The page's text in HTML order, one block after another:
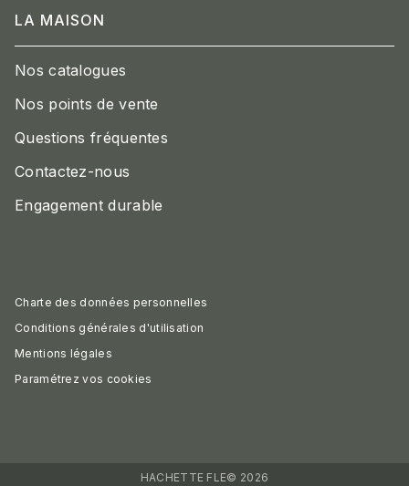
LA MAISON
Nos catalogues
Nos points de vente
Questions fréquentes
Contactez-nous
Engagement durable
Charte des données personnelles
Conditions générales d'utilisation
Mentions légales
Paramétrez vos cookies
HACHETTE FLE© 2026